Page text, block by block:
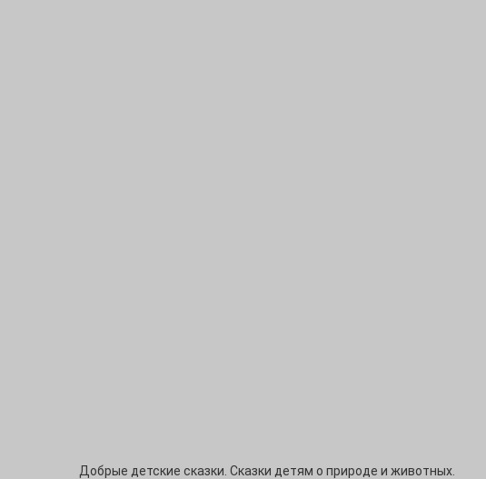
Добрые детские сказки. Сказки детям о природе и животных.